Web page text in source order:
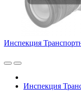
Инспекция
Инспекция